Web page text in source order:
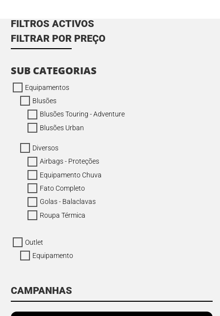
FILTROS ACTIVOS
FILTRAR POR PREÇO
SUB CATEGORIAS
Equipamentos
Blusões
Blusões Touring - Adventure
Blusões Urban
Diversos
Airbags - Proteções
Equipamento Chuva
Fato Completo
Golas - Balaclavas
Roupa Térmica
Outlet
Equipamento
CAMPANHAS